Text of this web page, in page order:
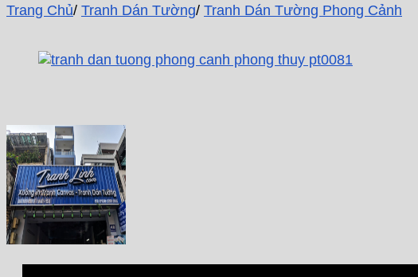
Trang Chủ/ Tranh Dán Tường/ Tranh Dán Tường Phong Cảnh